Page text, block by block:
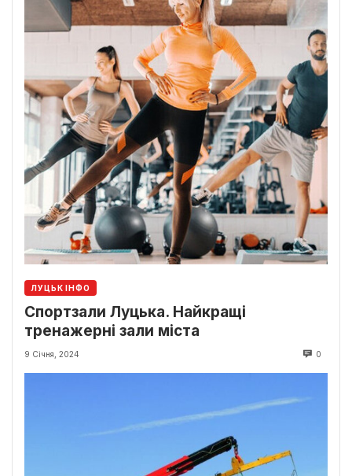
ЛУЦЬК ІНФО
Спортзали Луцька. Найкращі
тренажерні зали міста
9 Січня, 2024 0